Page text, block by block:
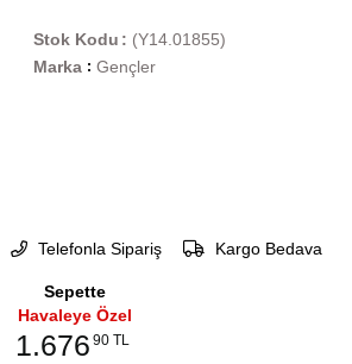
(Y14.01855)
Stok Kodu
Marka : Gençler
Telefonla Sipariş Kargo Bedava
Sepette
Havaleye Özel
1.676 90 TL